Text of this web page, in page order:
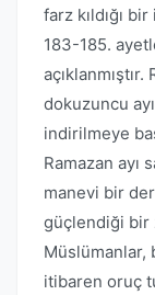
farz kıldığı
183-185.
dokuzuncu
indirilmeye
Ramazan ayı
manevi bir
güçlendiği bir
Müslümanlar,
itibaren oruç